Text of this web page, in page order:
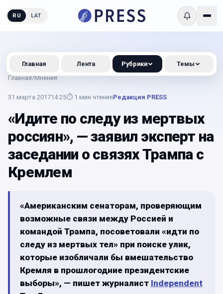
RU LAT
Главная/Мнения
31 марта 201714:25⏱ 1 мин чтенияРедакция PRESS
«Идите по следу из мертвых
россиян», — заявил эксперт на
заседании о связях Трампа с
Кремлем
«Американским сенаторам, проверяющим
возможные связи между Россией и
командой Трампа, посоветовали «идти по
следу из мертвых тел» при поиске улик,
которые изобличали бы вмешательство
Кремля в прошлогодние президентские
выборы», — пишет журналист Independent
Главная Лента Рубрики Темы